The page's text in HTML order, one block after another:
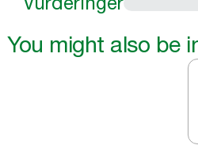
You might also be